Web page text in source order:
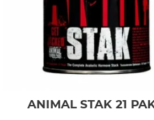
ANIMAL STAK 21